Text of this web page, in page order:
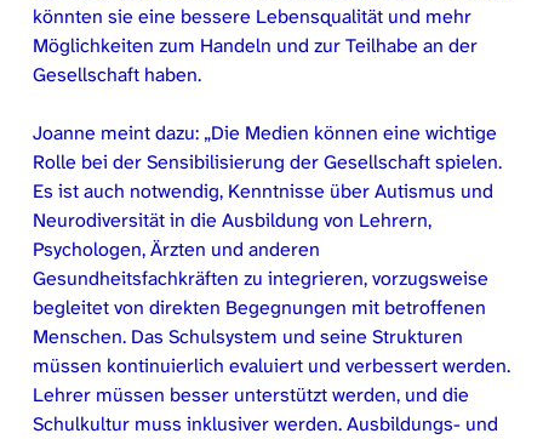
könnten sie eine bessere Lebensqualität und mehr
Möglichkeiten zum Handeln und zur Teilhabe an der
Gesellschaft haben.
Joanne meint dazu: „Die Medien können eine wichtige
Rolle bei der Sensibilisierung der Gesellschaft spielen.
Es ist auch notwendig, Kenntnisse über Autismus und
Neurodiversität in die Ausbildung von Lehrern,
Psychologen, Ärzten und anderen
Gesundheitsfachkräften zu integrieren, vorzugsweise
begleitet von direkten Begegnungen mit betroffenen
Menschen. Das Schulsystem und seine Strukturen
müssen kontinuierlich evaluiert und verbessert werden.
Lehrer müssen besser unterstützt werden, und die
Schulkultur muss inklusiver werden. Ausbildungs- und